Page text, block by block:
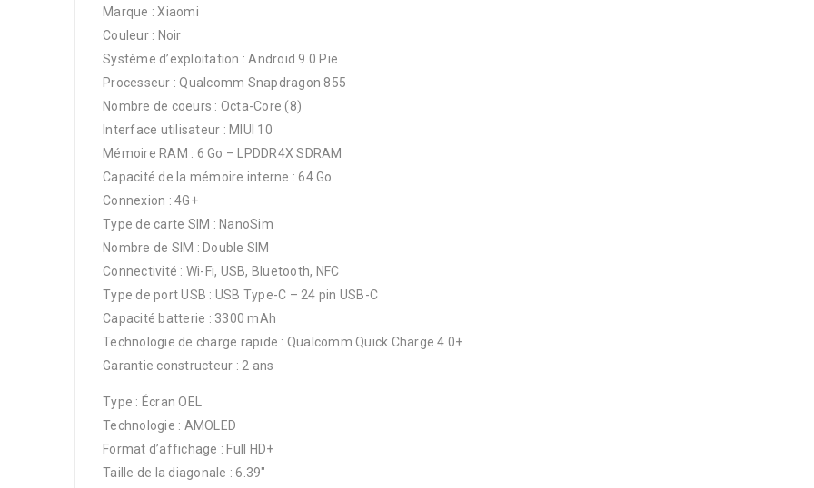
Marque : Xiaomi
Couleur : Noir
Système d’exploitation : Android 9.0 Pie
Processeur : Qualcomm Snapdragon 855
Nombre de coeurs : Octa-Core (8)
Interface utilisateur : MIUI 10
Mémoire RAM : 6 Go – LPDDR4X SDRAM
Capacité de la mémoire interne : 64 Go
Connexion : 4G+
Type de carte SIM : NanoSim
Nombre de SIM : Double SIM
Connectivité : Wi-Fi, USB, Bluetooth, NFC
Type de port USB : USB Type-C – 24 pin USB-C
Capacité batterie : 3300 mAh
Technologie de charge rapide : Qualcomm Quick Charge 4.0+
Garantie constructeur : 2 ans
Type : Écran OEL
Technologie : AMOLED
Format d’affichage : Full HD+
Taille de la diagonale : 6.39″